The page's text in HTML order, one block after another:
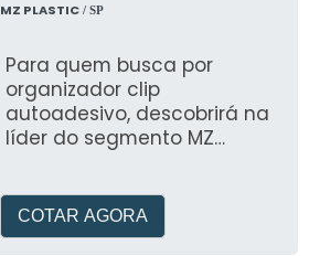
MZ PLASTIC/ SP
Para quem busca por
organizador clip
autoadesivo, descobrirá na
líder do segmento MZ
COTAR AGORA